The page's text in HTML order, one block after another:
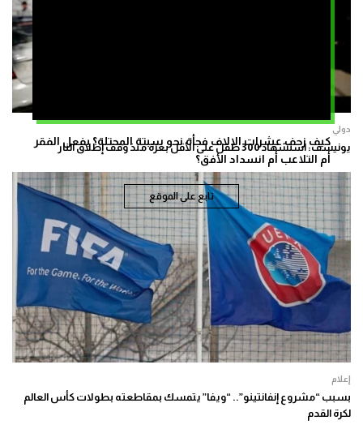
كيف زحف عشرات الالاف فجأة نحو سبتة المحتلة؟ بفعل الفقر
أم التلاعب أم انسداد الأفق؟
تابع على الموقع
دولي
يونيسف: استشهاد 300 طفل على الأقل بغزة منذ وقف إطلاق النار
إعلام
بسبب “مشروع إنفانتينو”.. “ويفا” يتمسك بمقاطعته بطولات كأس العالم
لكرة القدم